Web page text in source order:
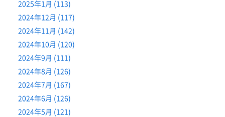
2025年1月 (113)
2024年12月 (117)
2024年11月 (142)
2024年10月 (120)
2024年9月 (111)
2024年8月 (126)
2024年7月 (167)
2024年6月 (126)
2024年5月 (121)